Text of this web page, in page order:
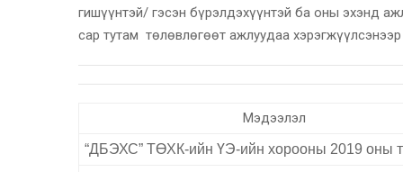
гишүүнтэй/ гэсэн бүрэлдэхүүнтэй ба оны эхэнд
сар тутам төлөвлөгөөт ажлуудаа
Мэдээлэл
“ДБЭХС” ТӨХК-ийн ҮЭ-ийн хорооны 2019 оны